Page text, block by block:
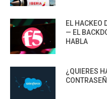
EL HACKEO
— EL
HABLA
¿QUIERES